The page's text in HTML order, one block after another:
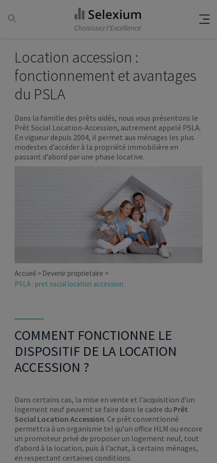
Location accession :
fonctionnement et avantages
du PSLA
Dans la famille des prêts aidés, nous vous présentons le
Prêt Social Location-Accession, autrement appelé PSLA.
En vigueur depuis 2004, il permet aux ménages les plus
modestes d’accéder à la propriété immobilière en
passant d’abord par une phase locative.
Accueil
Devenir proprietaire
PSLA : pret social location accession
COMMENT FONCTIONNE LE
DISPOSITIF DE LA LOCATION
ACCESSION ?
Dans certains cas, la mise en vente et l’acquisition d’un
logement neuf peuvent se faire dans le cadre du Prêt
Social Location Accession. Ce prêt conventionné
permettra à un organisme tel qu’un office HLM ou encore
un promoteur privé de proposer un logement neuf, tout
d’abord à la location, puis à l’achat, à certains ménages,
en respectant certaines conditions.